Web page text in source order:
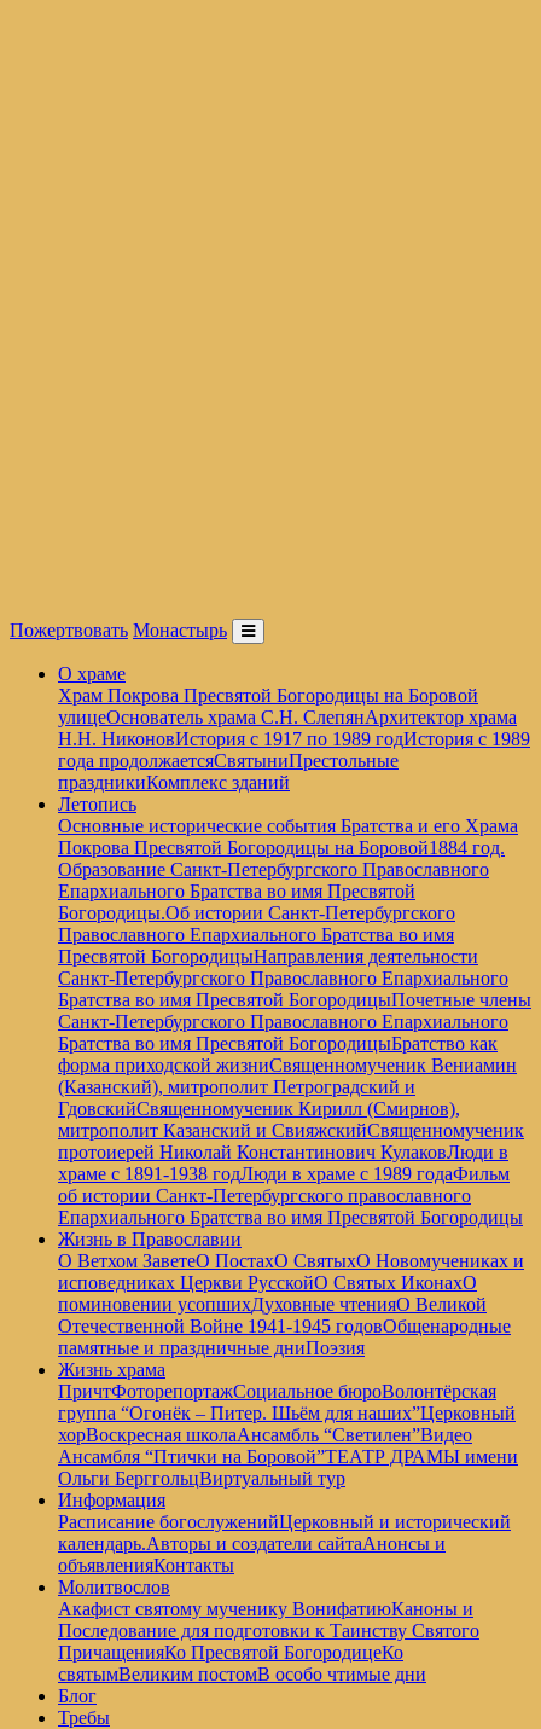
Пожертвовать Монастырь
О храме
Храм Покрова Пресвятой Богородицы на Боровой
улицеОснователь храма С.Н. СлепянАрхитектор храма
Н.Н. НиконовИстория с 1917 по 1989 годИстория с 1989
года продолжаетсяСвятыниПрестольные
праздникиКомплекс зданий
Летопись
Основные исторические события Братства и его Храма
Покрова Пресвятой Богородицы на Боровой1884 год.
Образование Санкт-Петербургского Православного
Епархиального Братства во имя Пресвятой
Богородицы.Об истории Санкт-Петербургского
Православного Епархиального Братства во имя
Пресвятой БогородицыНаправления деятельности
Санкт-Петербургского Православного Епархиального
Братства во имя Пресвятой БогородицыПочетные члены
Санкт-Петербургского Православного Епархиального
Братства во имя Пресвятой БогородицыБратство как
форма приходской жизниСвященномученик Вениамин
(Казанский), митрополит Петроградский и
ГдовскийСвященномученик Кирилл (Смирнов),
митрополит Казанский и СвияжскийСвященномученик
протоиерей Николай Константинович КулаковЛюди в
храме с 1891-1938 годЛюди в храме с 1989 годаФильм
об истории Санкт-Петербургского православного
Епархиального Братства во имя Пресвятой Богородицы
Жизнь в Православии
О Ветхом ЗаветеО ПостахО СвятыхО Новомучениках и
исповедниках Церкви РусскойО Святых ИконахО
поминовении усопшихДуховные чтенияО Великой
Отечественной Войне 1941-1945 годовОбщенародные
памятные и праздничные дниПоэзия
Жизнь храма
ПричтФоторепортажСоциальное бюроВолонтёрская
группа “Огонёк – Питер. Шьём для наших”Церковный
хорВоскресная школаАнсамбль “Светилен”Видео
Ансамбля “Птички на Боровой”ТЕАТР ДРАМЫ имени
Ольги БерггольцВиртуальный тур
Информация
Расписание богослуженийЦерковный и исторический
календарь.Авторы и создатели сайтаАнонсы и
объявленияКонтакты
Молитвослов
Акафист святому мученику ВонифатиюКаноны и
Последование для подготовки к Таинству Святого
ПричащенияКо Пресвятой БогородицеКо
святымВеликим постомВ особо чтимые дни
Блог
Требы